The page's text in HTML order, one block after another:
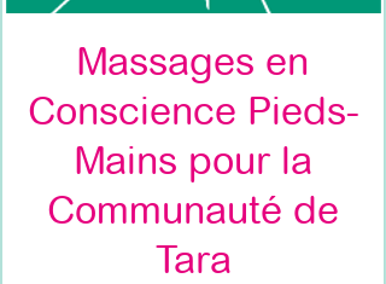
Massages en
Conscience Pieds-
Mains pour la
Communauté de
Tara